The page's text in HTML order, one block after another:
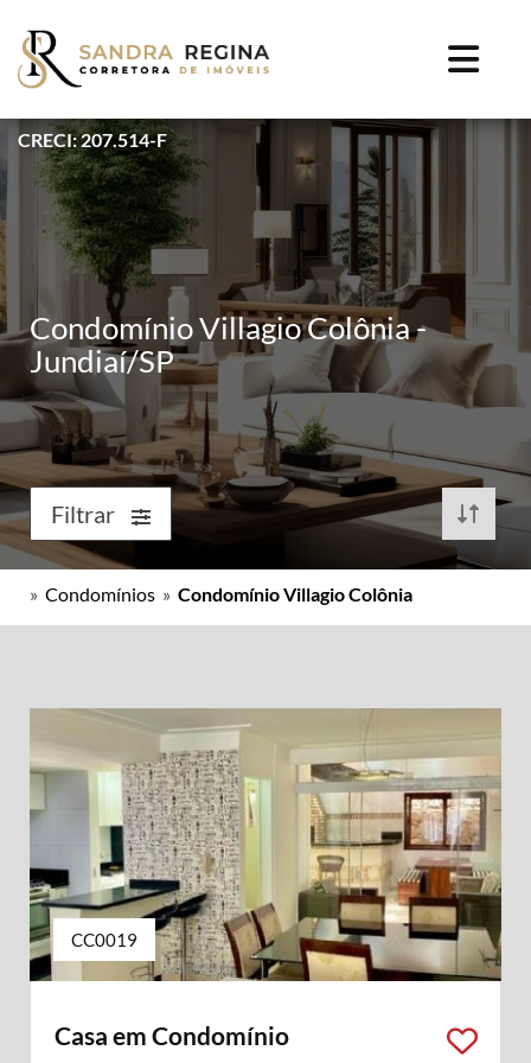
CRECI: 207.514-F
Condomínio Villagio Colônia -
Jundiaí/SP
Filtrar
» Condomínios » Condomínio Villagio Colônia
CC0019
Casa em Condomínio